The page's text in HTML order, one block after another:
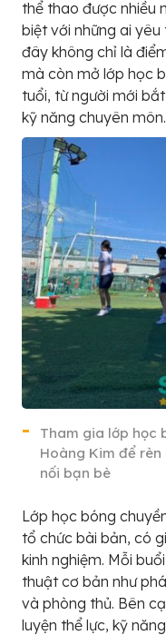
thể thao được nhiều
biệt với những ai
đây không chỉ là
mà còn mở lớp học
tuổi, từ người mới
kỹ năng chuyên môn.
Tham gia lớp học
Hoàng Kim để
nối bạn bè
Lớp học bóng
tổ chức bài bản, có
kinh nghiệm. Mỗi
thuật cơ bản như
và phòng thủ. Bên
luyện thể lực, kỹ